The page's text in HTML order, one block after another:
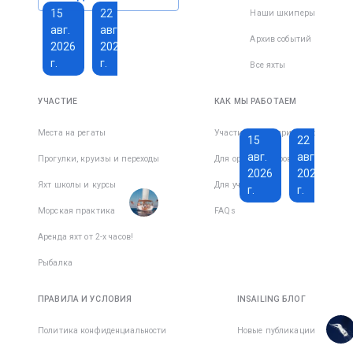
15
авг.
2026
г.
22
авг.
2026
г.
1 600 €
16
за
Есть
управление
парусной и
яхтами,
управление в
15
авг.
2026
г.
22
авг.
2026
г.
места в
Наши шкиперы
Архив событий
Все яхты
УЧАСТИЕ
Места на регаты
Прогулки, круизы и переходы
Яхт школы и курсы
Морская практика
Аренда яхт от 2-х часов!
Рыбалка
КАК МЫ РАБОТАЕМ
Участие в мероприятиях
Для организаторов
Для участников
FAQs
ПРАВИЛА И УСЛОВИЯ
Политика конфиденциальности
INSAILING БЛОГ
Новые публикации